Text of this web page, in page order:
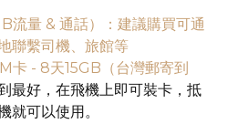
流量 & 通話）：建議購買可通
聯繫司機、旅館等
卡 - 8天15GB（台灣郵寄到
最好，在飛機上即可裝卡，抵
就可以使用。